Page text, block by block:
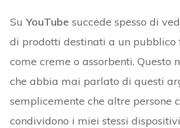
SuYouTube succede spesso di
di prodotti destinati a un pubblico
come creme o assorbenti. Questo
che abbia mai parlato di questi
semplicemente che altre persone
condividono i miei stessi